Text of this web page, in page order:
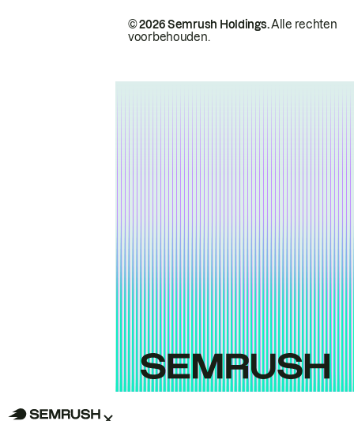
© 2026 Semrush Holdings.Alle rechten
voorbehouden.